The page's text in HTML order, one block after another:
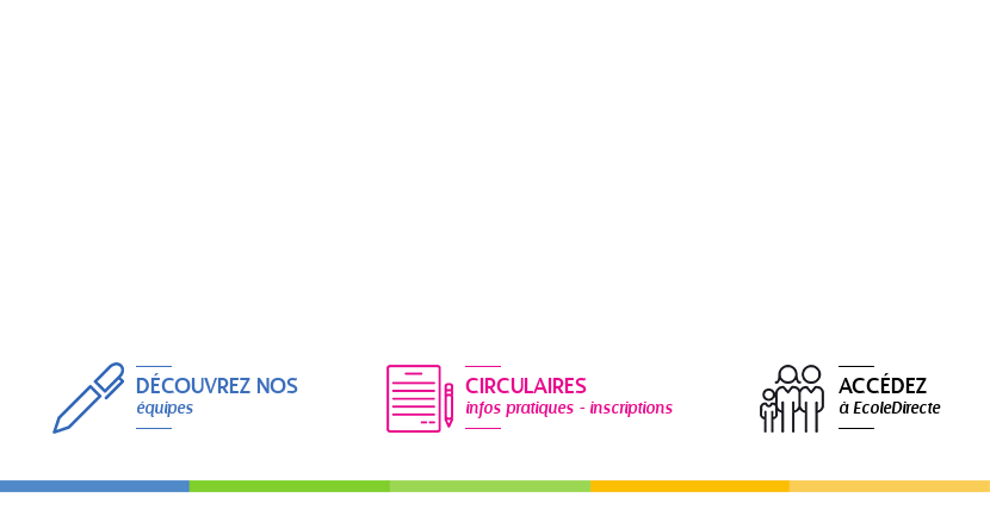
DÉCOUVREZ NOS
équipes
CIRCULAIRES
infos pratiques - inscriptions
ACCÉDEZ
à EcoleDirecte